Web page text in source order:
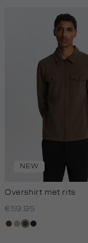
NEW
Overshirt met rits
€59.95
donkerbruin
kit,donkerkhaki
blauw,